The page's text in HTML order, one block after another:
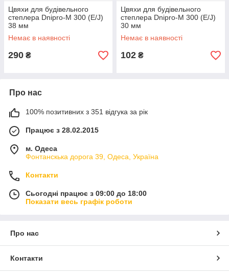
Цвяхи для будівельного
степлера Dnipro-M 300 (E/J)
38 мм
Немає в наявності
290 ₴
Цвяхи для будівельного
степлера Dnipro-M 300 (E/J)
30 мм
Немає в наявності
102 ₴
Про нас
100% позитивних з 351 відгука за рік
Працює з 28.02.2015
м. Одеса
Фонтанскька дорога 39, Одеса, Україна
Контакти
Сьогодні працює з 09:00 до 18:00
Показати весь графік роботи
Про нас
Контакти